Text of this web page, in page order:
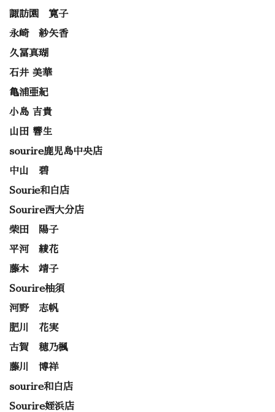
諏訪園 寛子
永崎 紗矢香
久冨真瑚
石井 美華
亀浦亜紀
小島 吉貴
山田 響生
sourire鹿児島中央店
中山 碧
Sourie和白店
Sourire西大分店
柴田 陽子
平河 綾花
藤木 靖子
Sourire柚須
河野 志帆
肥川 花実
古賀 穂乃楓
藤川 博祥
sourire和白店
Sourire姪浜店